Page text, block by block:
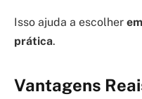
Isso ajuda a escolher
prática.
Vantagens